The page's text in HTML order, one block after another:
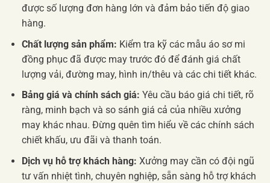
được số lượng đơn hàng lớn và đảm bảo tiến độ giao
hàng.
Chất lượng sản phẩm: Kiểm tra kỹ các mẫu áo sơ mi
đồng phục đã được may trước đó để đánh giá chất
lượng vải, đường may, hình in/thêu và các chi tiết khác.
Bảng giá và chính sách giá: Yêu cầu báo giá chi tiết, rõ
ràng, minh bạch và so sánh giá cả của nhiều xưởng
may khác nhau. Đừng quên tìm hiểu về các chính sách
chiết khấu, ưu đãi và thanh toán.
Dịch vụ hỗ trợ khách hàng: Xưởng may cần có đội ngũ
tư vấn nhiệt tình, chuyên nghiệp, sẵn sàng hỗ trợ khách